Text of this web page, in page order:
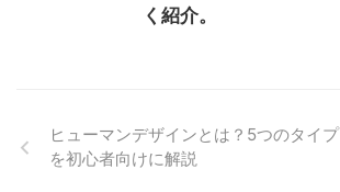
く紹介。
ヒューマンデザインとは？5つのタイ
を初心者向けに解説